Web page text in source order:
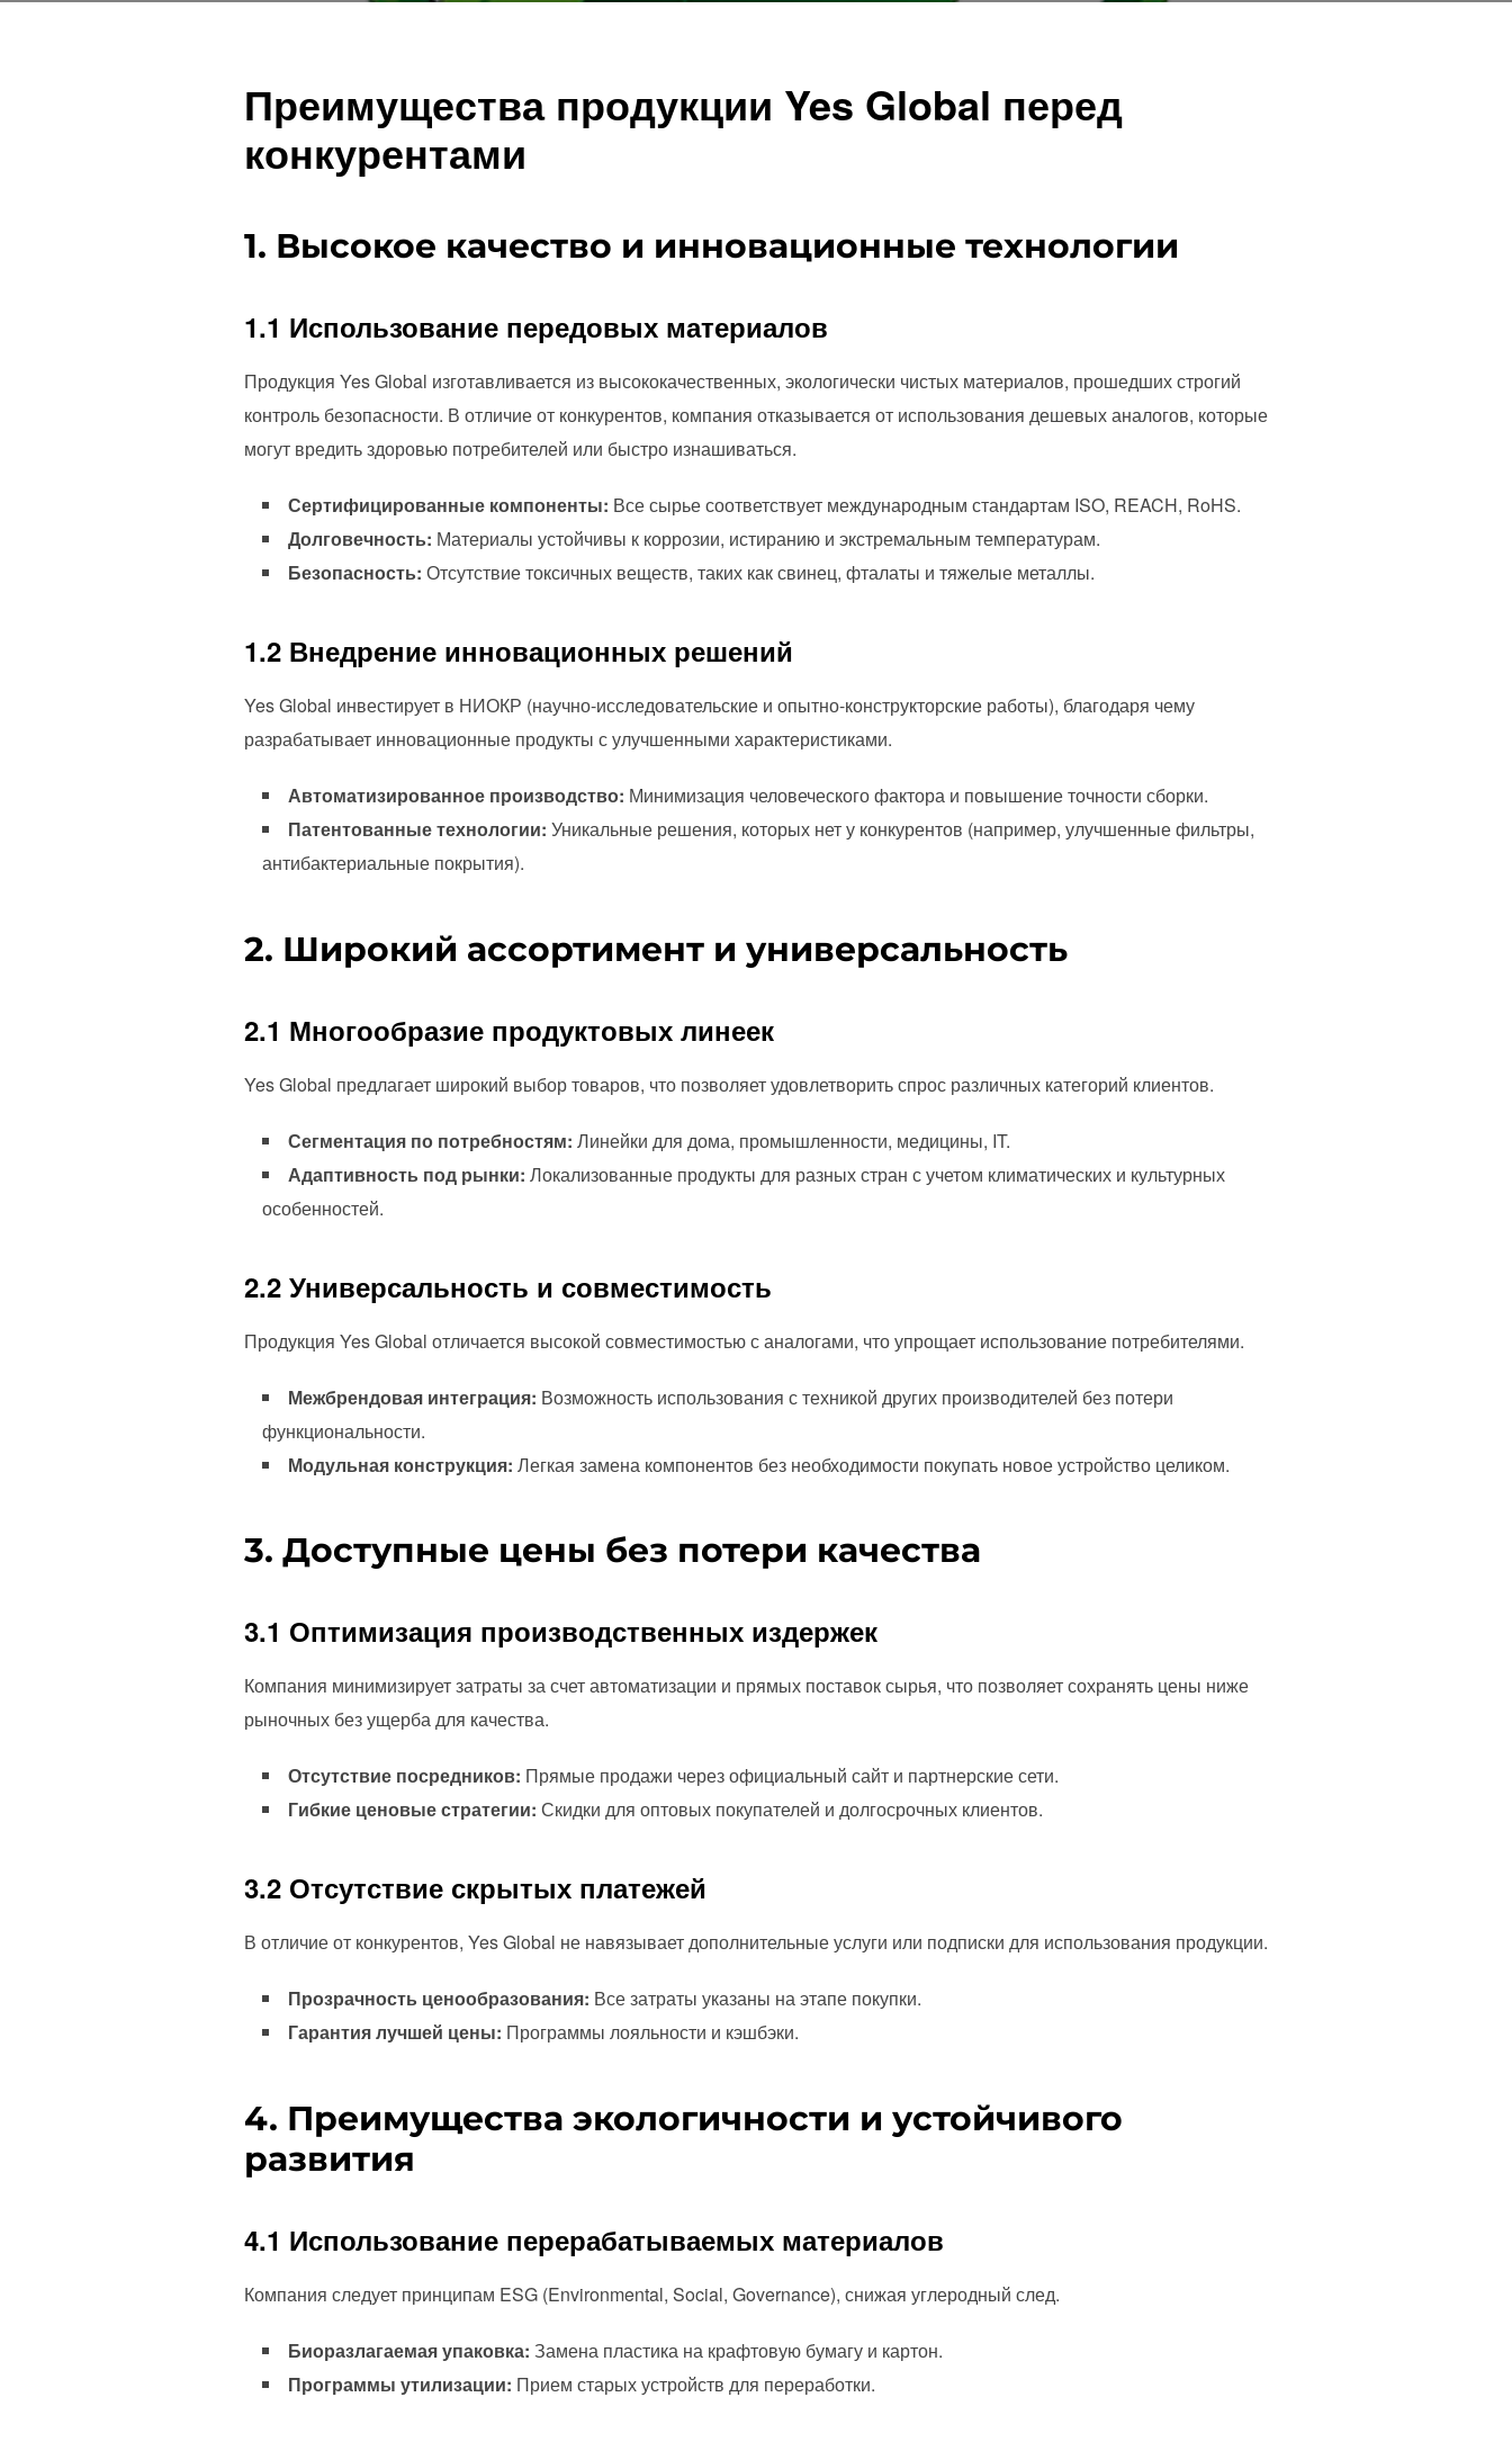
Преимущества продукции Yes Global перед
конкурентами
1. Высокое качество и инновационные технологии
1.1 Использование передовых материалов
Продукция Yes Global изготавливается из высококачественных, экологически чистых материалов, прошедших строгий
контроль безопасности. В отличие от конкурентов, компания отказывается от использования дешевых аналогов, которые
могут вредить здоровью потребителей или быстро изнашиваться.
Сертифицированные компоненты: Все сырье соответствует международным стандартам ISO, REACH, RoHS.
Долговечность: Материалы устойчивы к коррозии, истиранию и экстремальным температурам.
Безопасность: Отсутствие токсичных веществ, таких как свинец, фталаты и тяжелые металлы.
1.2 Внедрение инновационных решений
Yes Global инвестирует в НИОКР (научно-исследовательские и опытно-конструкторские работы), благодаря чему
разрабатывает инновационные продукты с улучшенными характеристиками.
Автоматизированное производство: Минимизация человеческого фактора и повышение точности сборки.
Патентованные технологии: Уникальные решения, которых нет у конкурентов (например, улучшенные фильтры,
антибактериальные покрытия).
2. Широкий ассортимент и универсальность
2.1 Многообразие продуктовых линеек
Yes Global предлагает широкий выбор товаров, что позволяет удовлетворить спрос различных категорий клиентов.
Сегментация по потребностям: Линейки для дома, промышленности, медицины, IT.
Адаптивность под рынки: Локализованные продукты для разных стран с учетом климатических и культурных
особенностей.
2.2 Универсальность и совместимость
Продукция Yes Global отличается высокой совместимостью с аналогами, что упрощает использование потребителями.
Межбрендовая интеграция: Возможность использования с техникой других производителей без потери
функциональности.
Модульная конструкция: Легкая замена компонентов без необходимости покупать новое устройство целиком.
3. Доступные цены без потери качества
3.1 Оптимизация производственных издержек
Компания минимизирует затраты за счет автоматизации и прямых поставок сырья, что позволяет сохранять цены ниже
рыночных без ущерба для качества.
Отсутствие посредников: Прямые продажи через официальный сайт и партнерские сети.
Гибкие ценовые стратегии: Скидки для оптовых покупателей и долгосрочных клиентов.
3.2 Отсутствие скрытых платежей
В отличие от конкурентов, Yes Global не навязывает дополнительные услуги или подписки для использования продукции.
Прозрачность ценообразования: Все затраты указаны на этапе покупки.
Гарантия лучшей цены: Программы лояльности и кэшбэки.
4. Преимущества экологичности и устойчивого
развития
4.1 Использование перерабатываемых материалов
Компания следует принципам ESG (Environmental, Social, Governance), снижая углеродный след.
Биоразлагаемая упаковка: Замена пластика на крафтовую бумагу и картон.
Программы утилизации: Прием старых устройств для переработки.